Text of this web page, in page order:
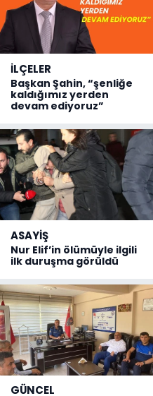
İLÇELER
Başkan Şahin, “şenliğe
kaldığımız yerden
devam ediyoruz”
ASAYİŞ
Nur Elif’in ölümüyle ilgili
ilk duruşma görüldü
GÜNCEL